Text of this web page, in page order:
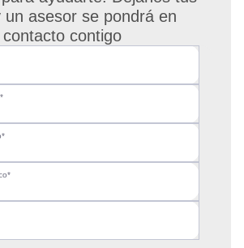
un asesor se pondrá en
contacto contigo